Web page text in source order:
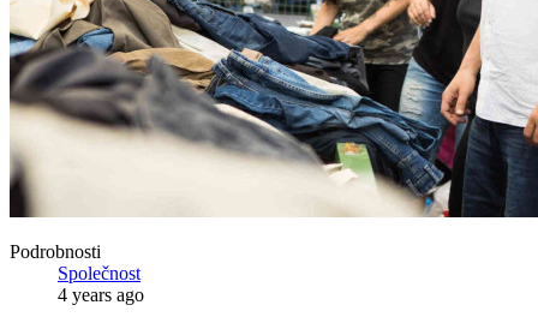
Podrobnosti
Společnost
4 years ago